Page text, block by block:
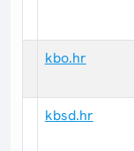
kbo.hr
kbsd.hr